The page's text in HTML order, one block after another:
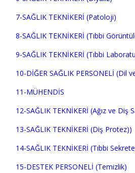
7-SAĞLIK TEKNİKERİ (Patoloji)
8-SAĞLIK TEKNİKERİ (Tıbbi
9-SAĞLIK TEKNİKERİ (Tıbbi
10-DİĞER SAĞLIK PERSONELİ (Dil
11-MÜHENDİS
12-SAĞLIK TEKNİKERİ (Ağız ve Diş
13-SAĞLIK TEKNİKERİ (Diş Protez))
14-SAĞLIK TEKNİKERİ (Tıbbi
15-DESTEK PERSONELİ (Temizlik)